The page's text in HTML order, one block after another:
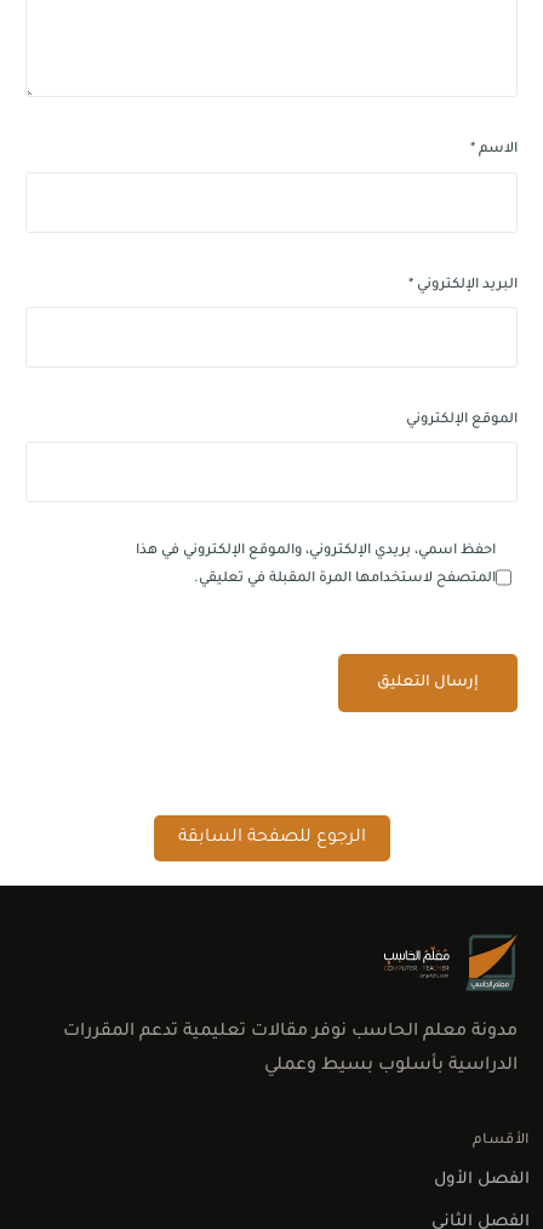
الاسم *
البريد الإلكتروني*
الموقع الإلكتروني
احفظ اسمي، بريدي الإلكتروني، والموقع الإلكتروني في هذا
المتصفح لاستخدامها المرة المقبلة في تعليقي.
الرجوع للصفحة السابقة
مدونة معلم الحاسب نوفر مقالات تعليمية تدعم المقررات
الدراسية بأسلوب بسيط وعملي
الأقسام
الفصل الأول
الفصل الثاني